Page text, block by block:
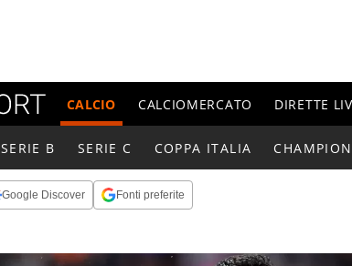
CALCIO CALCIOMERCATO DIRETTE
SERIE B SERIE C COPPA ITALIA
Google Discover Fonti preferite